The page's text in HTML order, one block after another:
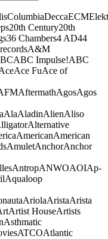
ColumbiaDeccaECM
20th Century20th
36 Chambers4 AD44
A&M
ABC Impulse!ABC
Ace FuAce of
AftermathAgosAgos
AlaAladinAlienAliso
Alternative
AmericanAmerican
AmuletAnchorAnchor
AntropANWOAOIAp-
Aqualoop
AriolaAristaArista
Artist HouseArtists
Asthmatic
ATCOAtlantic